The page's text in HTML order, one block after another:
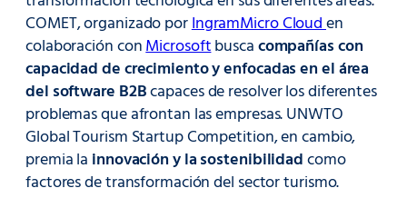
COMET, organizado porIngramMicro Clouden
colaboración conMicrosoftbuscacompañías con
capacidad de crecimiento y enfocadas en el área
del software B2Bcapaces de resolver los diferentes
problemas que afrontan las empresas. UNWTO
Global Tourism Startup Competition, en cambio,
premia la innovación y la sostenibilidadcomo
factores de transformación del sector turismo.